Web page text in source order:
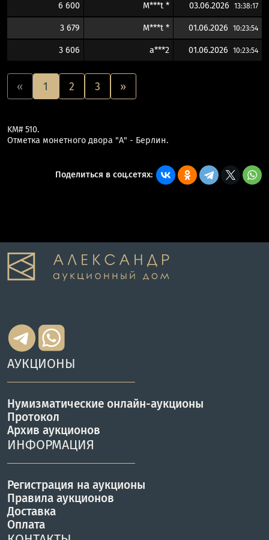
6 600 M***t * 03.06.2026 13:38:17
3 679 M***t * 01.06.2026 10:23:54
3 606 a***2 01.06.2026 10:23:54
« 1 2 3 »
KM# 510.
Отметка монетного двора "A" - Берлин.
Поделиться в соц.сетях:
АУКЦИОНЫ
Нумизматические онлайн-аукционы
Протокол
Архив аукционов
ИНФОРМАЦИЯ
Регистрация на аукционы
Правила аукционов
Доставка
Оплата